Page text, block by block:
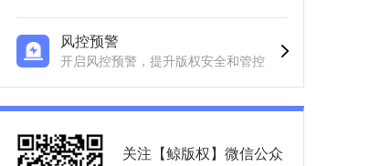
风控预警
开启风控预警，提升版权安全和管控
关注【鲸版权】微信公众